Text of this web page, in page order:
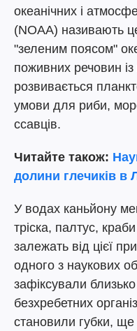
океанічних і
(NOAA) називають
"зеленим поясом"
поживних речовин
розвивається
умови для риби,
ссавців.
Читайте також:
долини глечиків в
У водах каньйону
тріска, палтус,
залежать від цієї
одного з наукових
зафіксували
безхребетних
становили губки,